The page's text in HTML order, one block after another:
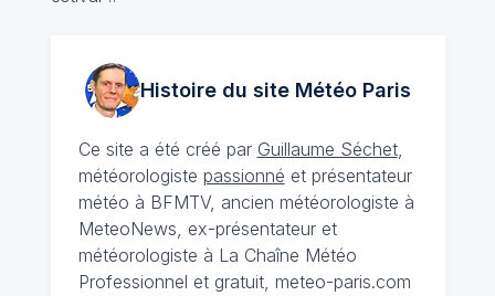
Histoire du site MétéoParis
Ce site a été créé par Guillaume Séchet,
météorologiste passionné et présentateur
météo à BFMTV, ancien météorologiste à
MeteoNews, ex-présentateur et
météorologiste à La Chaîne Météo
Professionnel et gratuit, meteo-paris.com